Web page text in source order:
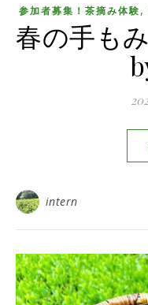
参加者募集！茶摘み体験,
春の手も
intern